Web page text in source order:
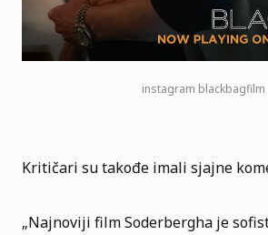
instagram blackbagfilm
Kritičari su takođe imali sjajne
„Najnoviji film Soderbergha je